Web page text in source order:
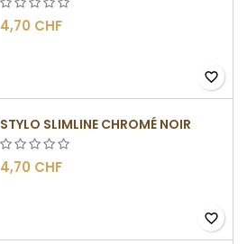
4,70 CHF
favorite_border
STYLO SLIMLINE CHROMÉ NOIR
4,70 CHF
favorite_border